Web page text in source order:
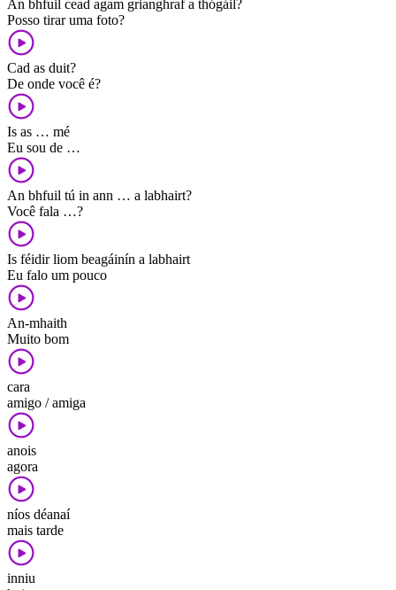
An bhfuil cead agam grianghraf a thógáil?
Posso tirar uma foto?
Cad as duit?
De onde você é?
Is as … mé
Eu sou de …
An bhfuil tú in ann … a labhairt?
Você fala …?
Is féidir liom beagáinín a labhairt
Eu falo um pouco
An-mhaith
Muito bom
cara
amigo / amiga
anois
agora
níos déanaí
mais tarde
inniu